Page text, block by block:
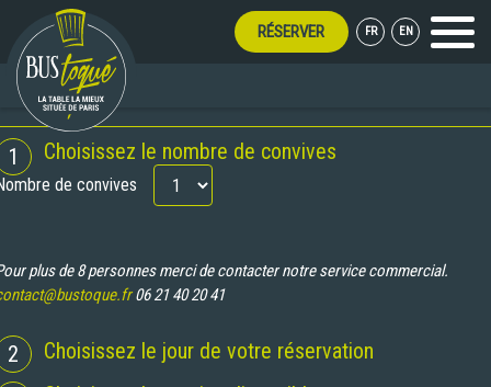
RÉSERVER FR EN Menu
L'ÉTÉ !
1 Choisissez le nombre de convives
de convives
plus de 8 personnes merci de contacter notre service commercial.
06 21 40 20 41
2
Choisissez le jour de votre réservation